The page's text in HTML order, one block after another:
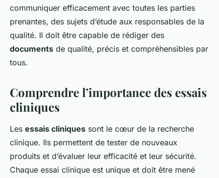
communiquer efficacement avec toutes les parties
prenantes, des sujets d’étude aux responsables de la
qualité. Il doit être capable de rédiger des
documents de qualité, précis et compréhensibles par
tous.
Comprendre l’importance des essais
cliniques
Les essais cliniques sont le cœur de la recherche
clinique. Ils permettent de tester de nouveaux
produits et d’évaluer leur efficacité et leur sécurité.
Chaque essai clinique est unique et doit être mené